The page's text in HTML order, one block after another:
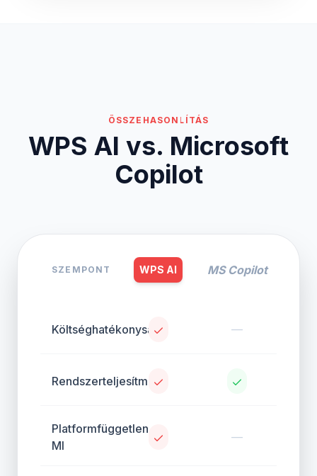
ÖSSZEHASONLÍTÁS
WPS AI vs. Microsoft
Copilot
SZEMPONT WPS AI MS Copilot
Költséghatékonyság —
Rendszerteljesítmény
Platformfüggetlen
MI
—